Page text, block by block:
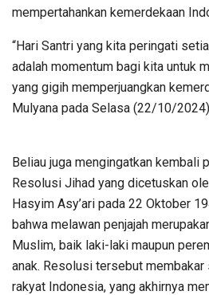
mempertahankan kemerdekaan
“Hari Santri yang kita peringati
adalah momentum bagi kita untuk
yang gigih memperjuangkan
Mulyana pada Selasa (22/10/
Beliau juga mengingatkan kembali
Resolusi Jihad yang dicetuskan
Hasyim Asy’ari pada 22 Oktober
bahwa melawan penjajah
Muslim, baik laki-laki maupun
anak. Resolusi tersebut membakar
rakyat Indonesia, yang akhirnya